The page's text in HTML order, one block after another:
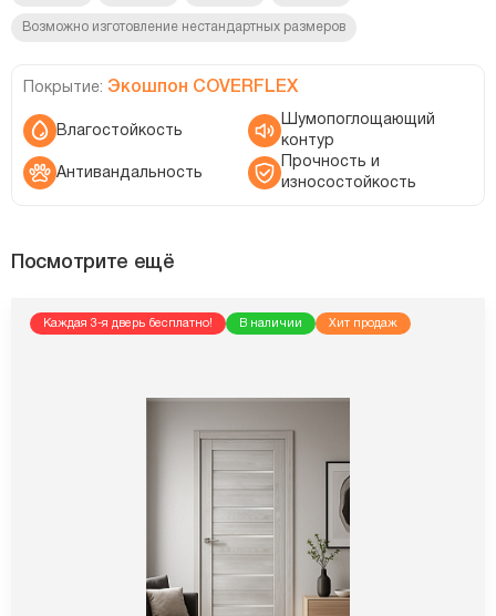
Возможно изготовление нестандартных размеров
Покрытие: Экошпон COVERFLEX
Влагостойкость
Шумопоглощающий
контур
Антивандальность
Прочность и
износостойкость
Посмотрите ещё
Каждая 3-я дверь бесплатно! В наличии Хит продаж